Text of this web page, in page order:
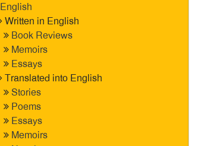
English
Written in English
Book Reviews
Memoirs
Essays
Translated into English
Stories
Poems
Essays
Memoirs